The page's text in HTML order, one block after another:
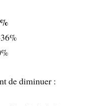
de diminuer :